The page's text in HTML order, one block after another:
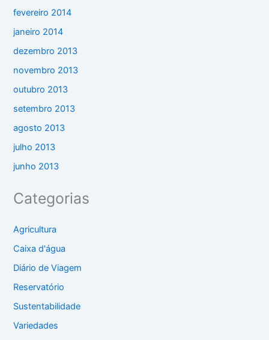
fevereiro 2014
janeiro 2014
dezembro 2013
novembro 2013
outubro 2013
setembro 2013
agosto 2013
julho 2013
junho 2013
Categorias
Agricultura
Caixa d'água
Diário de Viagem
Reservatório
Sustentabilidade
Variedades